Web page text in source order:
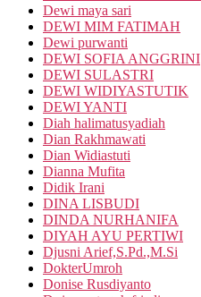
Dewi maya sari
DEWI MIM FATIMAH
Dewi purwanti
DEWI SOFIA ANGGRINI
DEWI SULASTRI
DEWI WIDIYASTUTIK
DEWI YANTI
Diah halimatusyadiah
Dian Rakhmawati
Dian Widiastuti
Dianna Mufita
Didik Irani
DINA LISBUDI
DINDA NURHANIFA
DIYAH AYU PERTIWI
Djusni Arief,S.Pd.,M.Si
DokterUmroh
Donise Rusdiyanto